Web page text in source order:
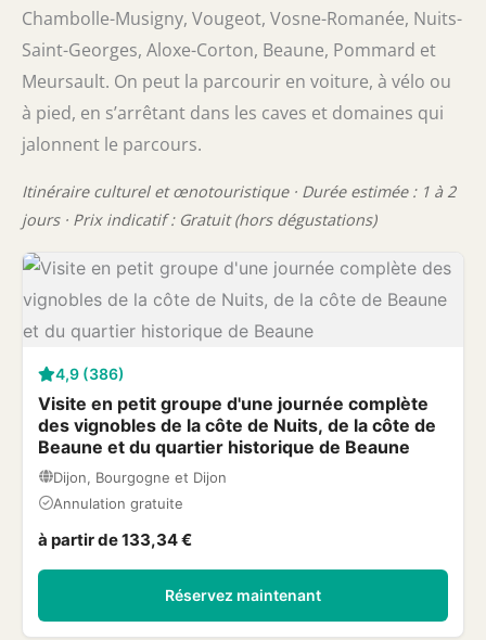
Chambolle-Musigny, Vougeot, Vosne-Romanée, Nuits-
Saint-Georges, Aloxe-Corton, Beaune, Pommard et
Meursault. On peut la parcourir en voiture, à vélo ou
à pied, en s’arrêtant dans les caves et domaines qui
jalonnent le parcours.
Itinéraire culturel et œnotouristique · Durée estimée : 1 à 2
jours · Prix indicatif : Gratuit (hors dégustations)
4,9 (386)
Visite en petit groupe d'une journée complète
des vignobles de la côte de Nuits, de la côte de
Beaune et du quartier historique de Beaune
Dijon, Bourgogne et Dijon
Annulation gratuite
à partir de 133,34 €
Réservez maintenant